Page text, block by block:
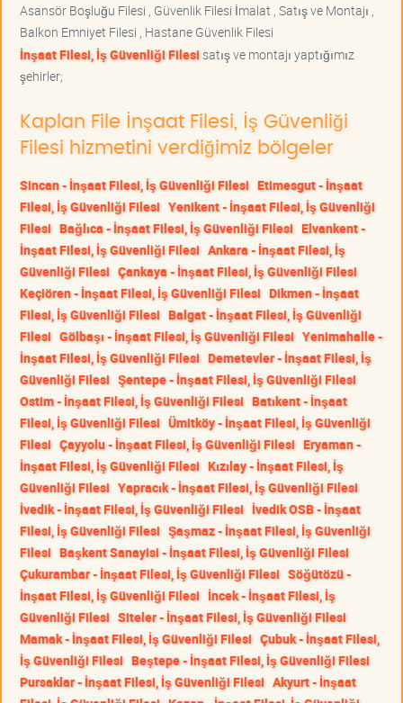
Asansör Boşluğu Filesi , Güvenlik Filesi İmalat , Satış ve Montajı ,
Balkon Emniyet Filesi , Hastane Güvenlik Filesi
İnşaat Filesi, İş Güvenliği Filesisatış ve montajı yaptığımız
şehirler;
Kaplan File İnşaat Filesi, İş Güvenliği
Filesi hizmetini verdiğimiz bölgeler
Sincan - İnşaat Filesi, İş Güvenliği Filesi Etimesgut - İnşaat
Filesi, İş Güvenliği Filesi Yenikent - İnşaat Filesi, İş Güvenliği
Filesi Bağlıca - İnşaat Filesi, İş Güvenliği Filesi Elvankent -
İnşaat Filesi, İş Güvenliği Filesi Ankara - İnşaat Filesi, İş
Güvenliği Filesi Çankaya - İnşaat Filesi, İş Güvenliği Filesi
Keçiören - İnşaat Filesi, İş Güvenliği Filesi Dikmen - İnşaat
Filesi, İş Güvenliği Filesi Balgat - İnşaat Filesi, İş Güvenliği
Filesi Gölbaşı - İnşaat Filesi, İş Güvenliği Filesi Yenimahalle -
İnşaat Filesi, İş Güvenliği Filesi Demetevler - İnşaat Filesi, İş
Güvenliği Filesi Şentepe - İnşaat Filesi, İş Güvenliği Filesi
Ostim - İnşaat Filesi, İş Güvenliği Filesi Batıkent - İnşaat
Filesi, İş Güvenliği Filesi Ümitköy - İnşaat Filesi, İş Güvenliği
Filesi Çayyolu - İnşaat Filesi, İş Güvenliği Filesi Eryaman -
İnşaat Filesi, İş Güvenliği Filesi Kızılay - İnşaat Filesi, İş
Güvenliği Filesi Yapracık - İnşaat Filesi, İş Güvenliği Filesi
İvedik - İnşaat Filesi, İş Güvenliği Filesi İvedik OSB - İnşaat
Filesi, İş Güvenliği Filesi Şaşmaz - İnşaat Filesi, İş Güvenliği
Filesi Başkent Sanayisi - İnşaat Filesi, İş Güvenliği Filesi
Çukurambar - İnşaat Filesi, İş Güvenliği Filesi Söğütözü -
İnşaat Filesi, İş Güvenliği Filesi İncek - İnşaat Filesi, İş
Güvenliği Filesi Siteler - İnşaat Filesi, İş Güvenliği Filesi
Mamak - İnşaat Filesi, İş Güvenliği Filesi Çubuk - İnşaat Filesi,
İş Güvenliği Filesi Beştepe - İnşaat Filesi, İş Güvenliği Filesi
Pursaklar - İnşaat Filesi, İş Güvenliği Filesi Akyurt - İnşaat